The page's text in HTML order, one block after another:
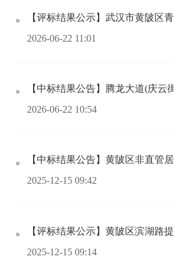
2026-06-22 11:01
2026-06-22 10:54
2025-12-15 09:42
2025-12-15 09:14